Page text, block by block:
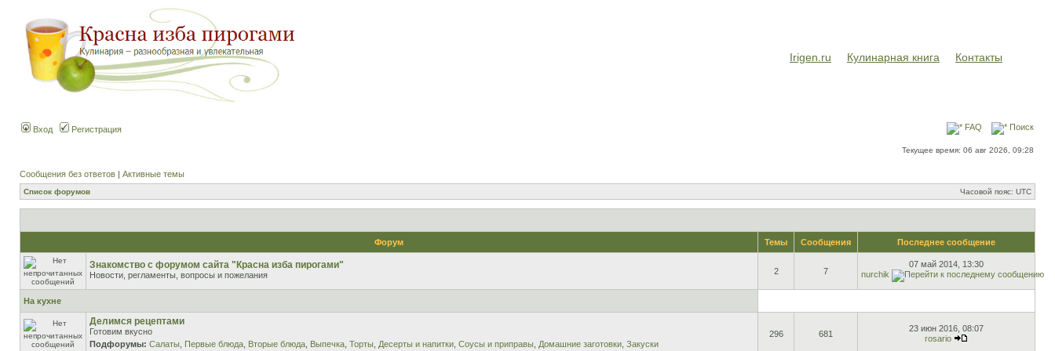
Irigen.ru Кулинарная книга Контакты
Вход Регистрация FAQ Поиск
Текущее время: 06 авг 2026, 09:28
Сообщения без ответов | Активные темы
Список форумов Часовой пояс: UTC
Форум Темы Сообщения Последнее сообщение
Знакомство с форумом сайта "Красна изба пирогами"
Новости, регламенты, вопросы и пожелания 2 7
07 май 2014, 13:30
nurchik
На кухне
Делимся рецептами
Готовим вкусно
Подфорумы: Салаты Первые блюда Вторые блюда Выпечка Торты Десерты и напитки Соусы и приправы Домашние заготовки Закуски
296 681
23 июн 2016, 08:07
rosario